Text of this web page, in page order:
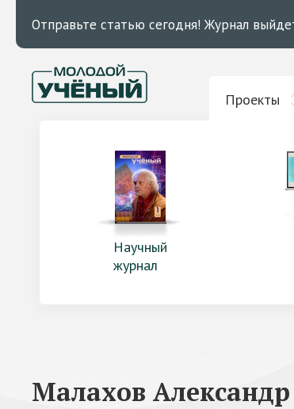
Отправьте статью сегодня! Журнал
Проекты
Научный
журнал
Малахов